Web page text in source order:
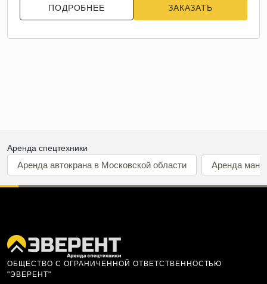
ПОДРОБНЕЕ ЗАКАЗАТЬ
Аренда спецтехники
Аренда автокрана в Московской области Аренда
ОБЩЕСТВО С ОГРАНИЧЕННОЙ ОТВЕТСТВЕННОСТЬЮ
"ЭВЕРЕНТ"